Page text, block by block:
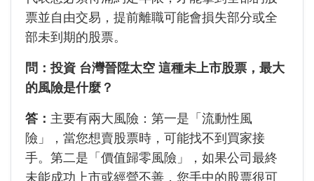
票並自由交易，提前離職可能會損失部分或全
部未到期的股票。
問：投資 台灣晉陞太空 這種未上市股票，最大
的風險是什麼？
答： 主要有兩大風險：第一是「流動性風
險」，當您想賣股票時，可能找不到買家接
手。第二是「價值歸零風險」，如果公司最終
未能成功上市或經營不善，您手中的股票很可